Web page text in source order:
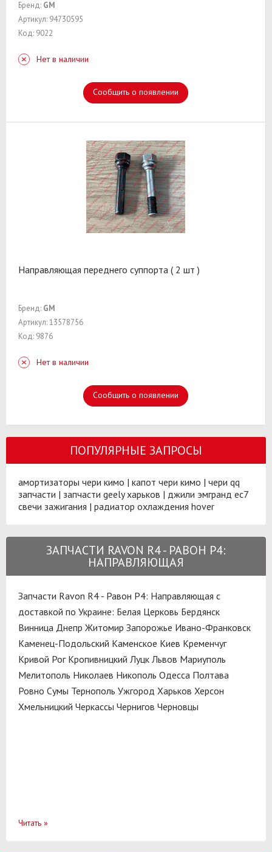
Бренд: GM
Артикул: 94730595
Код: 9022
Нет в наличии
Сообщить о появлении
Направляющая переднего суппорта ( 2 шт )
Бренд: GM
Артикул: 13578756
Код: 9876
Нет в наличии
Сообщить о появлении
ПОПУЛЯРНЫЕ ЗАПРОСЫ
амортизаторы чери кимо | капот чери кимо | чери qq
запчасти | запчасти geely харьков | джили эмгранд ес7
свечи зажигания | радиатор охлаждения hover
ЗАПЧАСТИ RAVON R4 - РАВОН Р4:
НАПРАВЛЯЮЩАЯ
Запчасти Ravon R4 - Равон Р4: Направляющая с
доставкой по Украине: Белая Церковь Бердянск
Винница Днепр Житомир Запорожье Ивано-Франковск
Каменец-Подольский Каменское Киев Кременчуг
Кривой Рог Кропивницкий Луцк Львов Мариуполь
Мелитополь Николаев Никополь Одесса Полтава
Ровно Сумы Тернополь Ужгород Харьков Херсон
Хмельницкий Черкассы Чернигов Черновцы
Читать »